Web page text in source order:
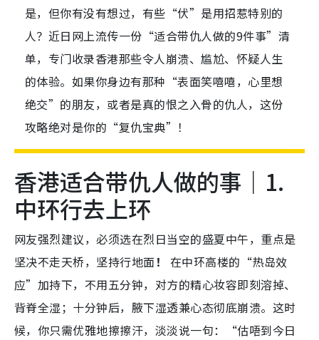
是，但你有没有想过，有些“伏”是用招惹特别的
人？近日网上流传一份“适合带仇人做的9件事”清
单，专门收录香港那些令人崩溃、尴尬、怀疑人生
的体验。如果你身边有那种“表面笑嘻嘻，心里想
绝交”的朋友，或者是真的恨之入骨的仇人，这份
攻略绝对是你的“复仇宝典”！
香港适合带仇人做的事｜1.
中环行去上环
网友强烈建议，必须选在烈日当空的盛夏中午，重点是
坚决不走天桥，坚持行地面！
在中环高楼的“热岛效
应”加持下，不用五分钟，对方的精心妆容即刻溶掉、
背脊全湿；十分钟后，腋下湿透兼心态彻底崩溃。这时
候，你只需优雅地擦擦汗，淡淡说一句：“估唔到今日